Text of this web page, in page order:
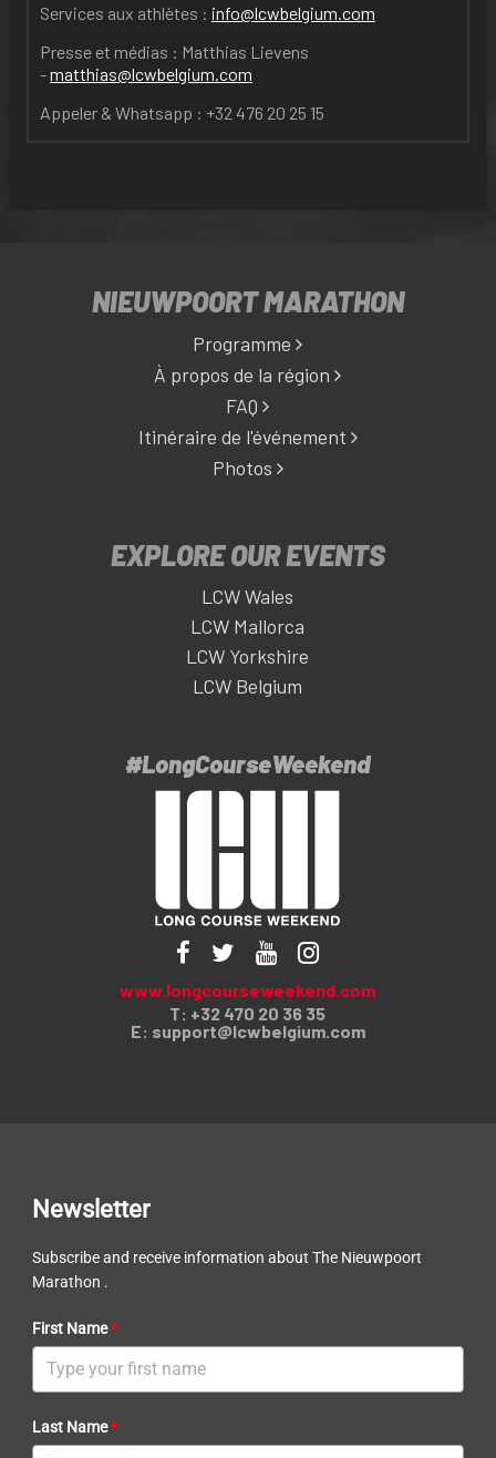
Services aux athlètes : info@lcwbelgium.com
Presse et médias : Matthias Lievens
-matthias@lcwbelgium.com
Appeler & Whatsapp : +32 476 20 25 15
NIEUWPOORT MARATHON
Programme
À propos de la région
FAQ
Itinéraire de l'événement
Photos
EXPLORE OUR EVENTS
LCW Wales
LCW Mallorca
LCW Yorkshire
LCW Belgium
#LongCourseWeekend
www.longcourseweekend.com
T: +32 470 20 36 35
E: support@lcwbelgium.com
Newsletter
Subscribe and receive information about The Nieuwpoort
Marathon .
First Name*
Last Name*